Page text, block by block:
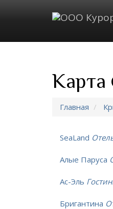
Карта
Главная
SeaLand
Алые Паруса
Ас-Эль
Бригантина